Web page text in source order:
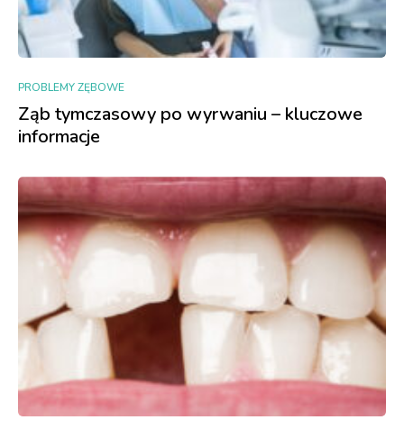
PROBLEMY ZĘBOWE
Ząb tymczasowy po wyrwaniu – kluczowe
informacje